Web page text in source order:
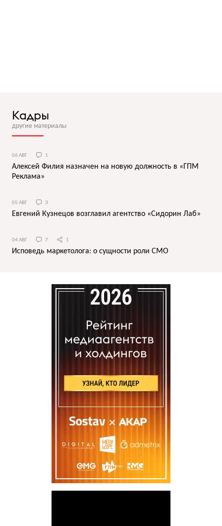
Кадры
другие материалы
06 АВГ 1
Алексей Филия назначен на новую должность в «ГПМ
Реклама»
05 АВГ 3
Евгений Кузнецов возглавил агентство «Сидорин Лаб»
04 АВГ 7 1
Исповедь маркетолога: о сущности роли СМО